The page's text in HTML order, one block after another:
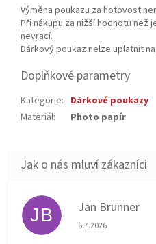
Výměna poukazu za hotovost
Při nákupu za nižší hodnotu než
nevrací.
Dárkový poukaz nelze uplatnit
Doplňkové parametry
Kategorie: Dárkové poukazy
Materiál: Photo papír
JB Jan Brunner
Hodnocení
6.7.2026